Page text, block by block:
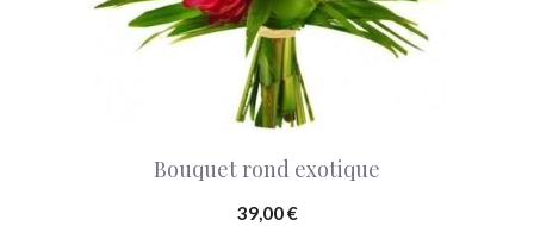
Bouquet rond exotique
39,00€